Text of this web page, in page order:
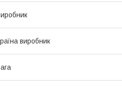
виробник